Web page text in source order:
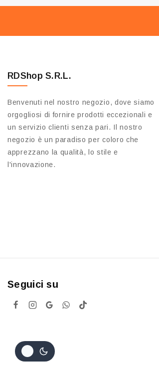
RDShop S.R.L.
Benvenuti nel nostro negozio, dove siamo
orgogliosi di fornire prodotti eccezionali e
un servizio clienti senza pari. Il nostro
negozio è un paradiso per coloro che
apprezzano la qualità, lo stile e
l'innovazione.
Seguici su